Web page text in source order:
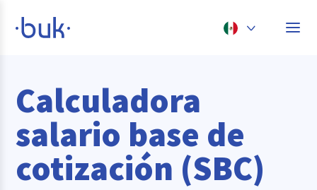
Colombia
México
Brasil
Calculadora
salario base de
cotización (SBC)